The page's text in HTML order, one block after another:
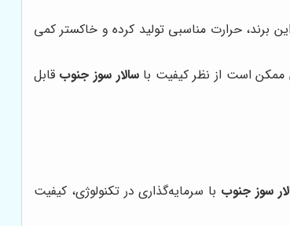
برند، حرارت مناسبی تولید کرده و خاکستر کمی
ممکن است از نظر کیفیت باسالار سوز جنوب قابل
سوز جنوب با سرمایه‌گذاری در تکنولوژی، کیفیت